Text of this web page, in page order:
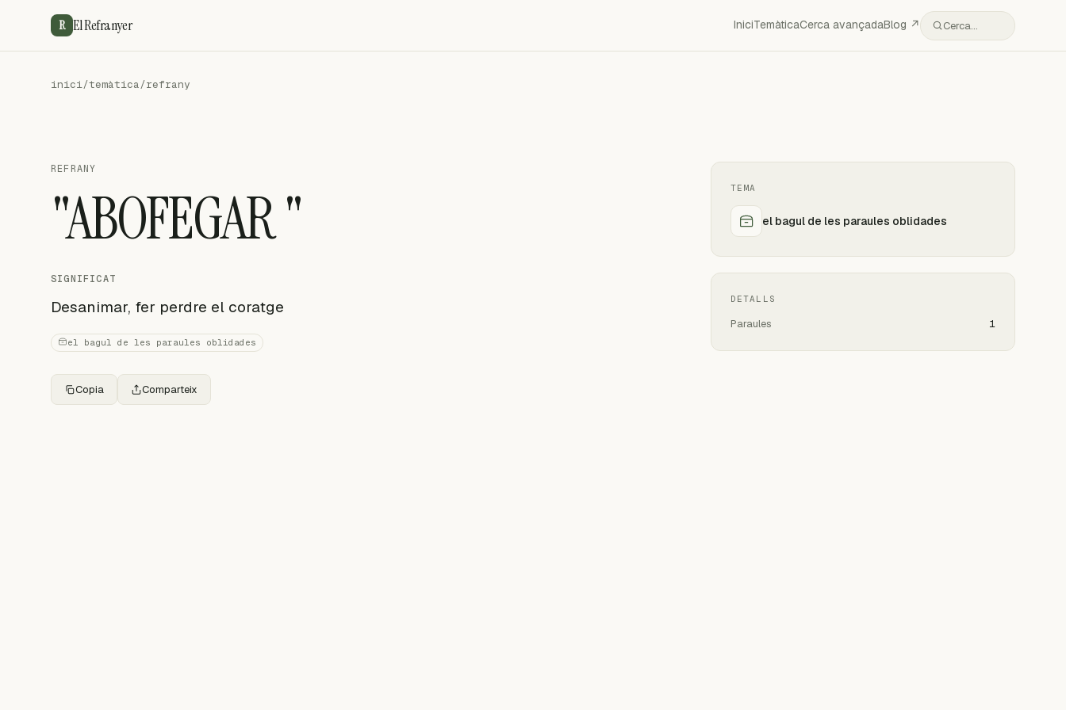
R El Refranyer IniciTemàticaCerca avançadaBlog ↗ Cerca…
inici/temàtica/refrany
REFRANY
"ABOFEGAR "
SIGNIFICAT
Desanimar, fer perdre el coratge
el bagul de les paraules oblidades
Copia Comparteix
TEMA
el bagul de les paraules oblidades
DETALLS
Paraules 1